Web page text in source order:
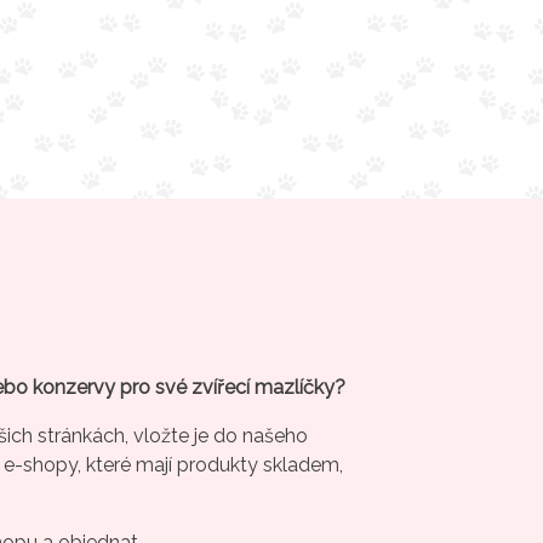
konzervy pro své zvířecí mazlíčky?
stránkách, vložte je do našeho
shopy, které mají produkty skladem,